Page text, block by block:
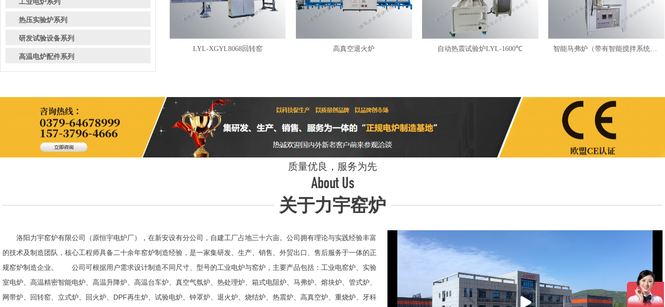
工业电炉系列
热压实验炉系列
研发试验设备系列
高温电炉配件系列
LYL-XGYL8068回转窑 高真空退火炉 自动热震试验炉LYL-1600℃ 智能马弗炉（带有智能搅拌系统）LYL-FANM
质量优良，服务为先
About Us
关于力宇窑炉
洛阳力宇窑炉有限公司（原恒宇电炉厂），在新安设有分公司，自建工厂占地三十六亩。公司拥有理论与实践经验丰富
的技术及制造团队，核心工程师具备二十余年窑炉制造经验，是一家集研发、生产、销售、外贸出口、售后服务于一体的正
规窑炉制造企业。 公司可根据用户需求设计制造不同尺寸、型号的工业电炉与窑炉，主要产品包括：工业电窑炉、实验
室电炉、高温精密智能电炉、高温升降炉、高温台车炉、真空气氛炉、热处理炉、箱式电阻炉、马弗炉、熔块炉、管式炉、
网带炉、回转窑、立式炉、回火炉、DPF再生炉、试验电炉、钟罩炉、退火炉、烧结炉、热震炉、高真空炉、重烧炉、牙科